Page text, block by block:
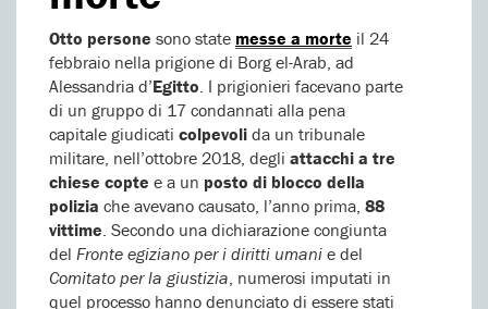
Otto persone sono state messe a morte il 24
febbraio nella prigione di Borg el-Arab, ad
Alessandria d’Egitto. I prigionieri facevano parte
di un gruppo di 17 condannati alla pena
capitale giudicati colpevoli da un tribunale
militare, nell’ottobre 2018, degli attacchi a tre
chiese copte e a un posto di blocco della
polizia che avevano causato, l’anno prima, 88
vittime. Secondo una dichiarazione congiunta
del Fronte egiziano per i diritti umani e del
Comitato per la giustizia, numerosi imputati in
quel processo hanno denunciato di essere stati